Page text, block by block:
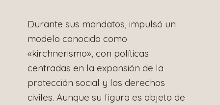
Durante sus mandatos, impulsó un
modelo conocido como
«kirchnerismo», con políticas
centradas en la expansión de la
protección social y los derechos
civiles. Aunque su figura es objeto de